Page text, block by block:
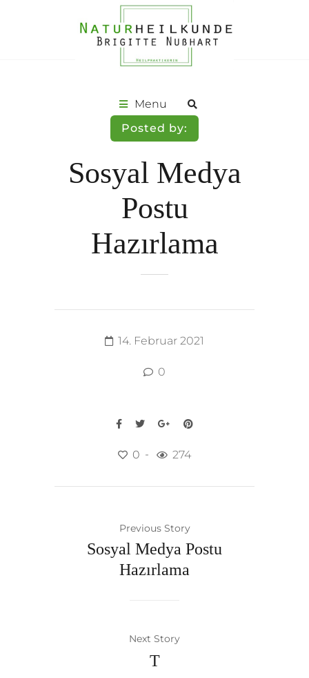
Menu
Posted by:
Sosyal Medya
Postu
Hazırlama
14. Februar 2021
0
0 274
Previous Story
Sosyal Medya Postu
Hazırlama
Next Story
T